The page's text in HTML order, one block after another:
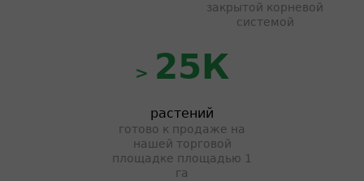
закрытой корневой
системой
> 25К
растений
готово к продаже на
нашей торговой
площадке площадью 1
га